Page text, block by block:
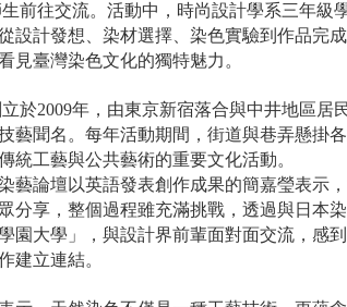
前往交流。活動中，時尚設計學系三年級
設計發想、染材選擇、染色實驗到作品完
見臺灣染色文化的獨特魅力。
於2009年，由東京新宿落合與中井地區
藝聞名。每年活動期間，街道與巷弄懸掛
統工藝與公共藝術的重要文化活動。
藝論壇以英語發表創作成果的簡嘉瑩表示
分享，整個過程雖充滿挑戰，透過與日本
園大學 」 ，與設計界前輩面對面交流，感
建立連結。